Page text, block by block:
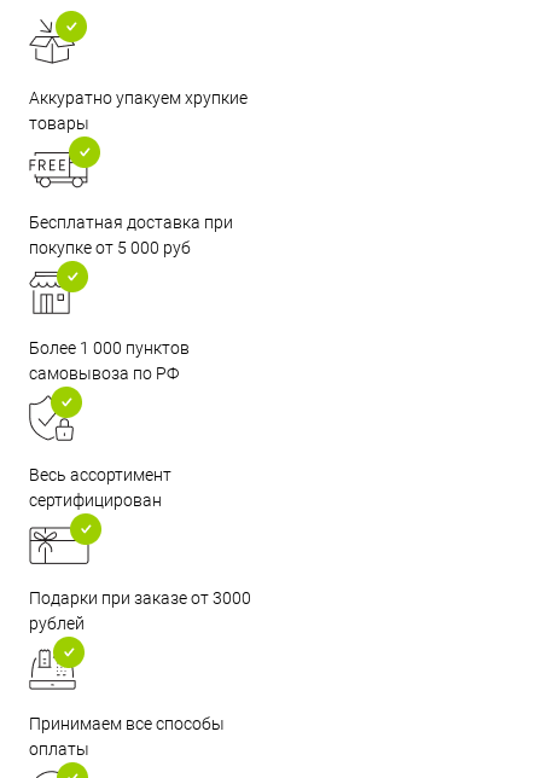
Аккуратно упакуем хрупкие
товары
Бесплатная доставка при
покупке от 5 000 руб
Более 1 000 пунктов
самовывоза по РФ
Весь ассортимент
сертифицирован
Подарки при заказе от 3000
рублей
Принимаем все способы
оплаты